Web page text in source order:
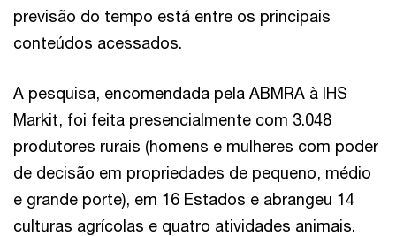
previsão do tempo está entre os principais
conteúdos acessados.
A pesquisa, encomendada pela ABMRA à IHS
Markit, foi feita presencialmente com 3.048
produtores rurais (homens e mulheres com poder
de decisão em propriedades de pequeno, médio
e grande porte), em 16 Estados e abrangeu 14
culturas agrícolas e quatro atividades animais.